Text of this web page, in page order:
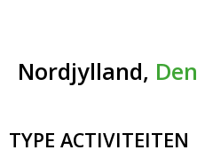
Nordjylland,
TYPE ACTIVITEITEN